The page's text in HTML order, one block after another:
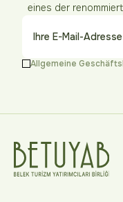
eines der
Allgemeine